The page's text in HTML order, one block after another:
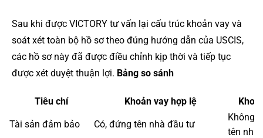
Sau khi được VICTORY tư vấn lại cấu trúc khoản vay và
soát xét toàn bộ hồ sơ theo đúng hướng dẫn của USCIS,
các hồ sơ này đã được điều chỉnh kịp thời và tiếp tục
được xét duyệt thuận lợi. Bảng so sánh
Tiêu chí Khoản vay hợp lệ
Tài sản đảm bảo Có, đứng tên nhà đầu tư
Không
tên nhà